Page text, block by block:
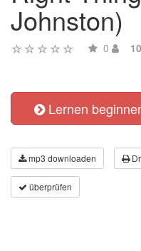
Johnston)
0
Lernen
mp3 downloaden
überprüfen